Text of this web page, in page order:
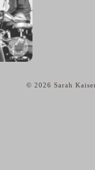
© 2026 Sarah